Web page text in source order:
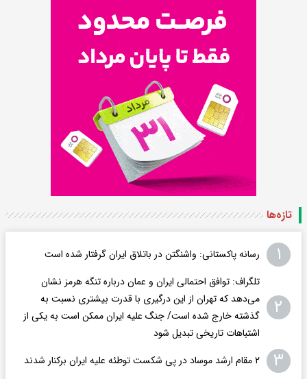
تازه‌ها
۱ رسانه پاکستانی: واشنگتن در باتلاق ایران گرفتار شده است
۲
تلگراف: توافق احتمالی ایران و عمان درباره تنگه هرمز نشان
می‌دهد که تهران از این درگیری با قدرت بیشتری نسبت به
گذشته خارج شده است/ جنگ علیه ایران ممکن است به یکی از
اشتباهات تاریخی تبدیل شود
۳ ۲ مقام‌ ارشد موساد در پی شکست توطئه علیه ایران برکنار شدند